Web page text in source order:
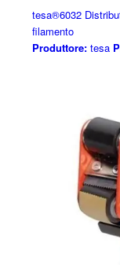
tesa®6032
filamento
Produttore:tesa